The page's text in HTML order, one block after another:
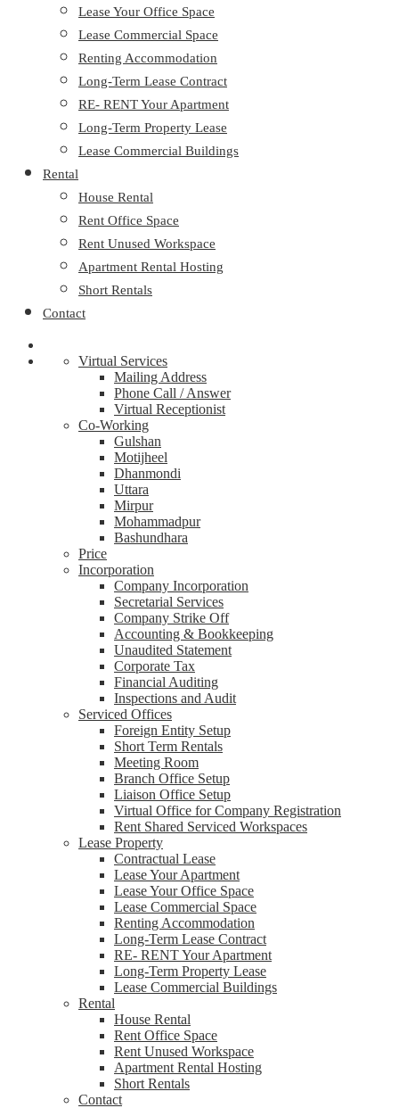
Lease Your Office Space
Lease Commercial Space
Renting Accommodation
Long-Term Lease Contract
RE- RENT Your Apartment
Long-Term Property Lease
Lease Commercial Buildings
Rental
House Rental
Rent Office Space
Rent Unused Workspace
Apartment Rental Hosting
Short Rentals
Contact
Virtual Services
Mailing Address
Phone Call / Answer
Virtual Receptionist
Co-Working
Gulshan
Motijheel
Dhanmondi
Uttara
Mirpur
Mohammadpur
Bashundhara
Price
Incorporation
Company Incorporation
Secretarial Services
Company Strike Off
Accounting & Bookkeeping
Unaudited Statement
Corporate Tax
Financial Auditing
Inspections and Audit
Serviced Offices
Foreign Entity Setup
Short Term Rentals
Meeting Room
Branch Office Setup
Liaison Office Setup
Virtual Office for Company Registration
Rent Shared Serviced Workspaces
Lease Property
Contractual Lease
Lease Your Apartment
Lease Your Office Space
Lease Commercial Space
Renting Accommodation
Long-Term Lease Contract
RE- RENT Your Apartment
Long-Term Property Lease
Lease Commercial Buildings
Rental
House Rental
Rent Office Space
Rent Unused Workspace
Apartment Rental Hosting
Short Rentals
Contact